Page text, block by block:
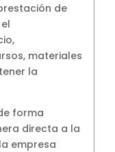
de
materiales
la
forma
directa a la
empresa